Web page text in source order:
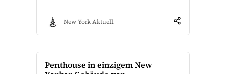
New York Aktuell
Penthouse in einzigem New